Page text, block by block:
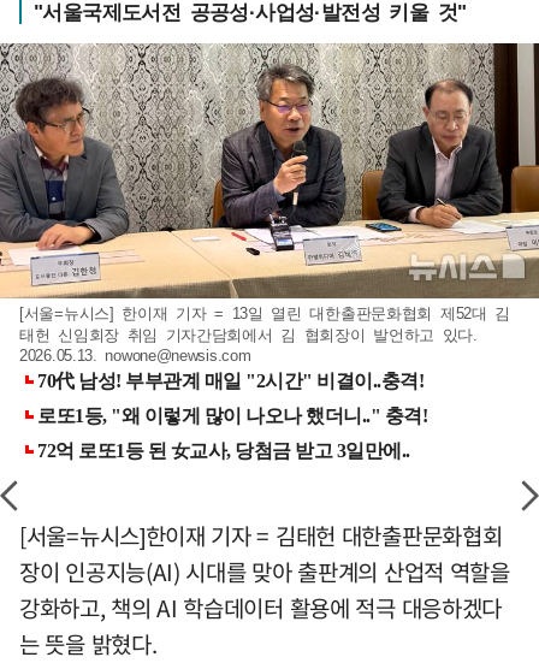
"서울국제도서전 공공성·사업성·발전성 키울 것"
[서울=뉴시스] 한이재 기자 = 13일 열린 대한출판문화협회 제52대 김
태헌 신임회장 취임 기자간담회에서 김 협회장이 발언하고 있다.
2026.05.13. nowone@newsis.com
[서울=뉴시스]한이재 기자 = 김태헌 대한출판문화협회
장이 인공지능(AI) 시대를 맞아 출판계의 산업적 역할을
강화하고, 책의 AI 학습데이터 활용에 적극 대응하겠다
는 뜻을 밝혔다.